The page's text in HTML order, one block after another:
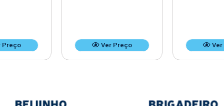
Preço Ver Preço